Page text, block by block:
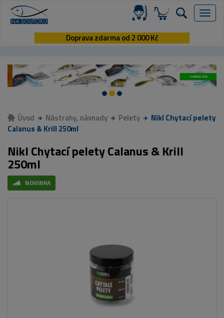
Menu
Doprava zdarma od 2 000 Kč
Úvod Nástrahy, návnady Pelety
Nikl Chytací pelety
Calanus & Krill 250ml
Nikl Chytací pelety Calanus & Krill
250ml
NOVINKA